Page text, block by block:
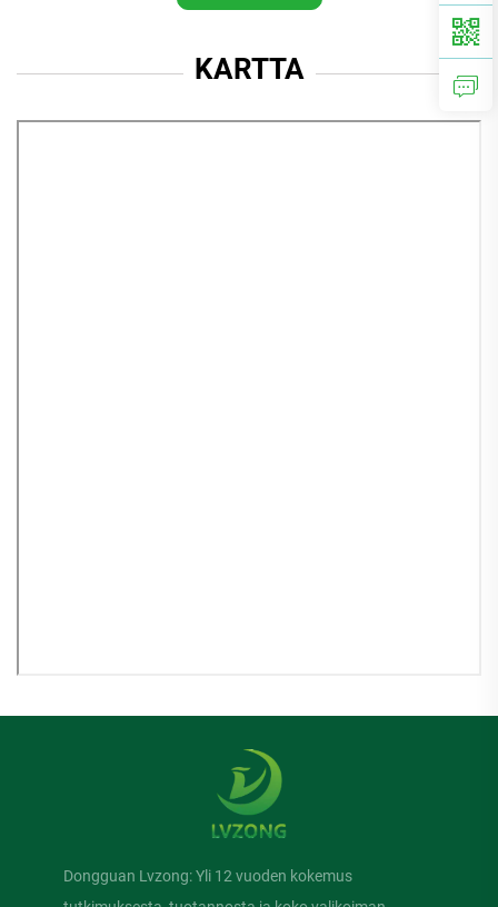
KARTTA
Dongguan Lvzong: Yli 12 vuoden kokemus